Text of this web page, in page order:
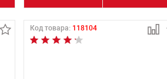
Код товара: 118104